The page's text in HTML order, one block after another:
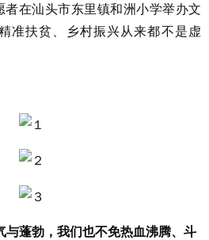
在汕头市东里镇和洲小学举办文
准扶贫、乡村振兴从来都不是虚
与蓬勃，我们也不免热血沸腾、斗